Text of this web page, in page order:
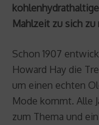
Mahlzeit zu sich zu
Schon 1907
Howard Hay die
um einen echten
Mode kommt. Alle
zum Thema und